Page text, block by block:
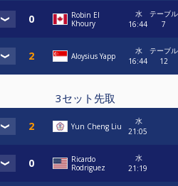
Robin El
Khoury
水
16:44
テーブル
7
Aloysius Yapp
水
16:44
テーブル
12
3セット先取
Yun Cheng Liu
水
21:05
Ricardo
Rodriguez
水
21:19